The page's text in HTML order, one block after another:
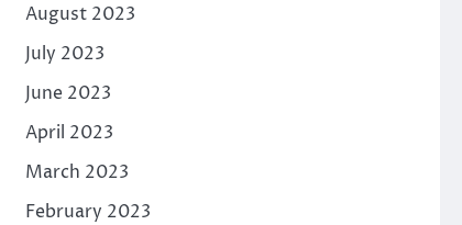
August 2023
July 2023
June 2023
April 2023
March 2023
February 2023